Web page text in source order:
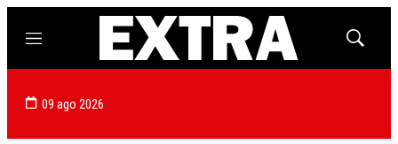
Menú
Mostrar
09 ago 2026